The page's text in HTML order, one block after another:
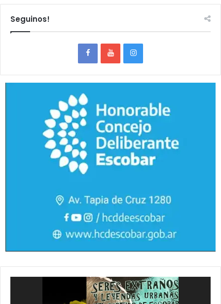
Seguinos!